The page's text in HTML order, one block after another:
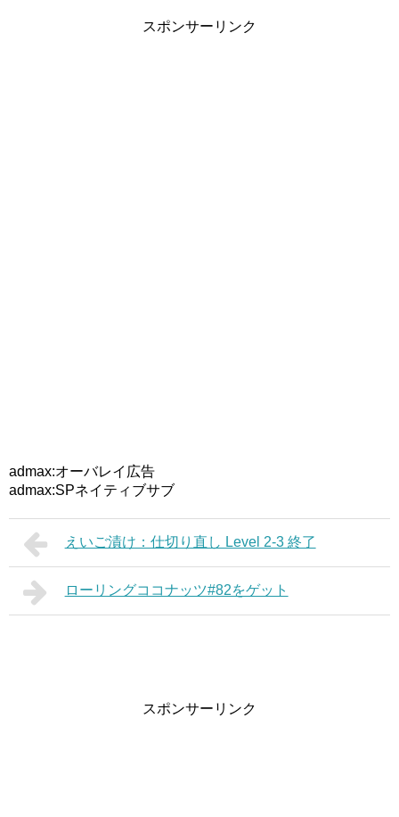
スポンサーリンク
admax:オーバレイ広告
admax:SPネイティブサブ
えいご漬け：仕切り直し Level 2-3 終了
ローリングココナッツ#82をゲット
スポンサーリンク